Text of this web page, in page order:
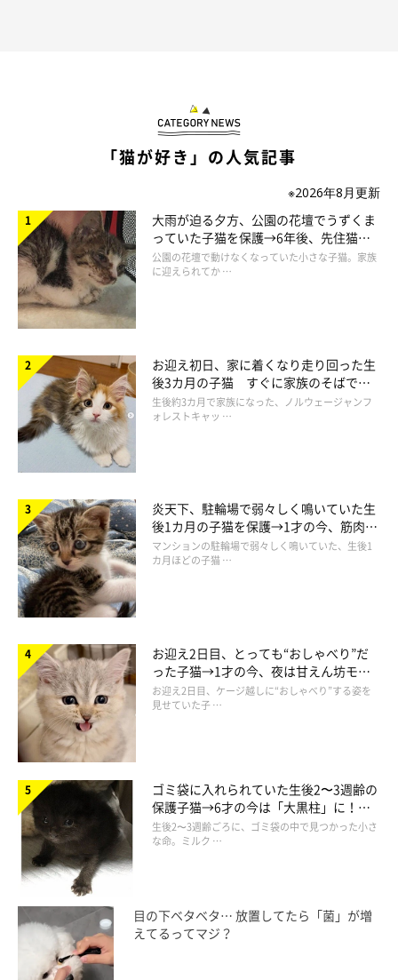
作者プロフィール
仁子(じんこ)
福井県出身のイラストレーター。
色彩、表情にこだわった物語性のあるイラストを得意とし、雑
誌、書籍、雑貨など幅広いジャンルで活動中。
愛猫である、うずらとかんたろうの日々を描いた著書
草 うずらとかんたろう徒然ニャッ記』
・ブログChromaket（くろまけっと）
・X（旧ツイッター）：
@jinko_yy
「猫が好き」の人気記事
※2026年8月更新
大雨が迫る夕方、公園の花壇でうずくま
っていた子猫を保護→6年後、先住猫
と“姉妹”のような関係に
公園の花壇で動けなくなっていた小さな子猫。家族
に迎えられてか …
お迎え初日、家に着くなり走り回った生
後3カ月の子猫 すぐに家族のそばで落
ち着く姿に「迎えてよかった」
生後約3カ月で家族になった、ノルウェージャンフ
ォレストキャッ …
炎天下、駐輪場で弱々しく鳴いていた生
後1カ月の子猫を保護→1才の今、筋肉質
でツンデレなコに成長
マンションの駐輪場で弱々しく鳴いていた、生後1
カ月ほどの子猫 …
お迎え2日目、とっても“おしゃべり”だ
った子猫→1才の今、夜は甘えん坊モー
ドになるコに成長！
お迎え2日目、ケージ越しに“おしゃべり”する姿を
見せていた子 …
ゴミ袋に入れられていた生後2〜3週齢の
保護子猫→6才の今は「大黒柱」に！
美しい黒猫に成長した姿にグッとくる
生後2〜3週齢ごろに、ゴミ袋の中で見つかった小さ
な命。ミルク …
目の下ベタベタ… 放置してたら「菌」が増
えてるってマジ？